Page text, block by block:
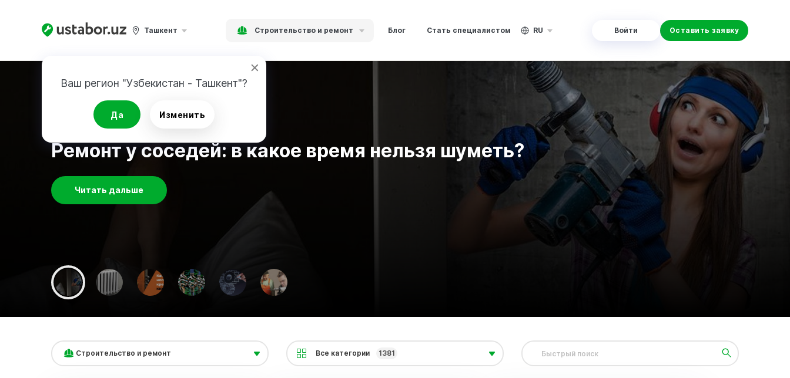
Ташкент Строительство и ремонт Блог Стать специалистом RU Войти Оставить заявку
Ваш регион "Узбекистан - Ташкент"?
Да Изменить
Советы по ремонту
Ремонт у соседей: в какое время нельзя шуметь?
Читать дальше
Строительство и ремонт Все категории 1381